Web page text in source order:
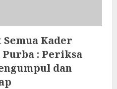
Semua Kader
: Periksa
dan